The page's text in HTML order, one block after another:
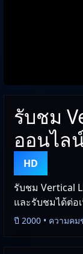
รับชม
ออนไล
HD
รับชม Vertical
และรับชมได้ต่อ
ปี 2000 • ความคม